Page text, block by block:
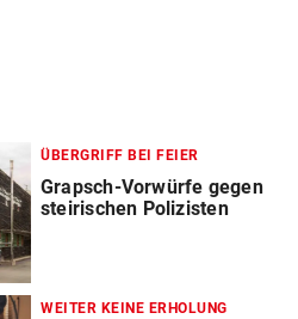
ÜBERGRIFF BEI FEIER
Grapsch-Vorwürfe gegen
steirischen Polizisten
WEITER KEINE ERHOLUNG